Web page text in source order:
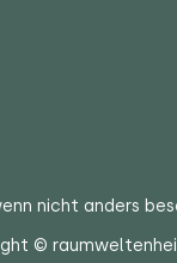
nicht anders
©